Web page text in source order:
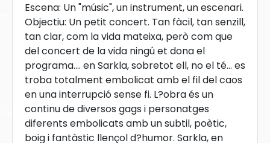
Escena: Un "músic", un instrument, un escenari.
Objectiu: Un petit concert. Tan fàcil, tan senzill,
tan clar, com la vida mateixa, però com que
del concert de la vida ningú et dona el
programa.... en Sarkla, sobretot ell, no el té... es
troba totalment embolicat amb el fil del caos
en una interrupció sense fi. L?obra és un
continu de diversos gags i personatges
diferents embolicats amb un subtil, poètic,
boig i fantàstic llençol d?humor. Sarkla, en